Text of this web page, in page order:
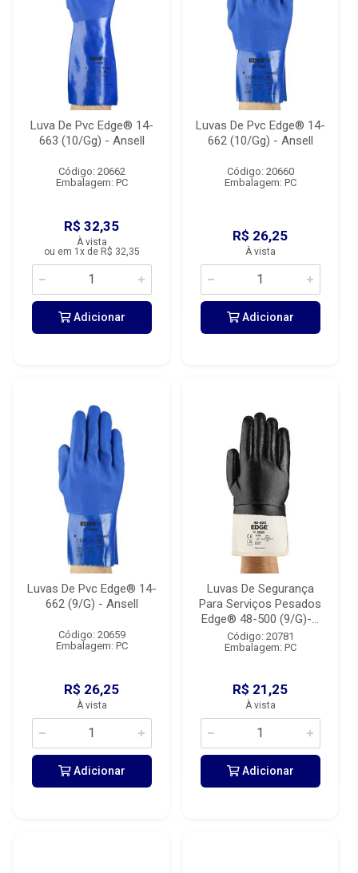
Luva De Pvc Edge® 14-
663 (10/Gg) - Ansell
Código: 20662
Embalagem: PC
R$ 32,35
À vista
ou em 1x de R$ 32,35
Adicionar
Luvas De Pvc Edge® 14-
662 (10/Gg) - Ansell
Código: 20660
Embalagem: PC
R$ 26,25
À vista
Adicionar
Luvas De Pvc Edge® 14-
662 (9/G) - Ansell
Código: 20659
Embalagem: PC
R$ 26,25
À vista
Adicionar
Luvas De Segurança
Para Serviços Pesados
Edge® 48-500 (9/G)-...
Código: 20781
Embalagem: PC
R$ 21,25
À vista
Adicionar